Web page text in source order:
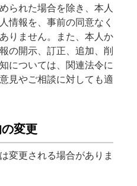
られた場合を除き、本人
情報を、事前の同意なく
りません。また、本人か
の開示、訂正、追加、削
については、関連法令に
見やご相談に対しても適
変更
変更される場合がありま